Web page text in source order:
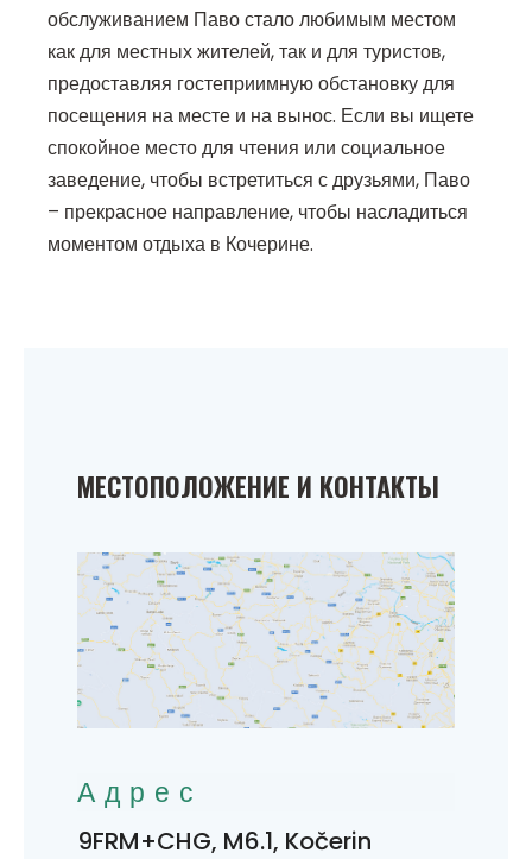
обслуживанием Паво стало любимым местом
как для местных жителей, так и для туристов,
предоставляя гостеприимную обстановку для
посещения на месте и на вынос. Если вы ищете
спокойное место для чтения или социальное
заведение, чтобы встретиться с друзьями, Паво
– прекрасное направление, чтобы насладиться
моментом отдыха в Кочерине.
МЕСТОПОЛОЖЕНИЕ И КОНТАКТЫ
Адрес
9FRM+CHG, M6.1, Kočerin